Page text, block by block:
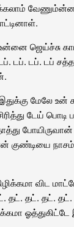
உன்னை ஜெய்ச்சு
டப். டப். டப்
மேலே உன்
டேய் பொடி
என் குண்டியை
விட
தட். தட். தட்.